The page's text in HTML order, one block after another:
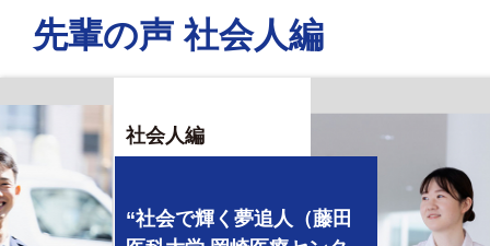
先輩の声 社会人編
社会人編
“社会で輝く夢追人（陸上